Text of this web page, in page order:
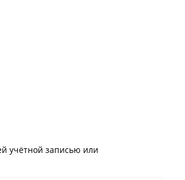
учётной записью или